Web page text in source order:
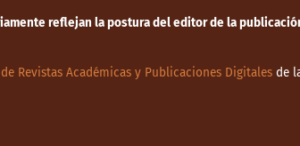
reflejan la postura del editor de la
Revistas Académicas y Publicaciones Digitales de